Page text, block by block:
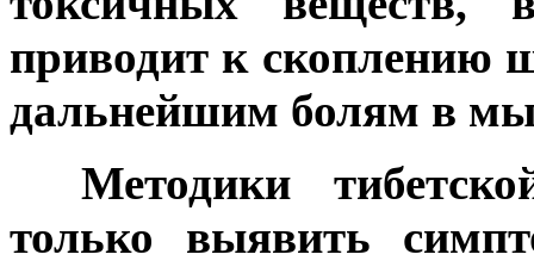
приводит к скоплению
дальнейшим болям в
Методики
только выявить